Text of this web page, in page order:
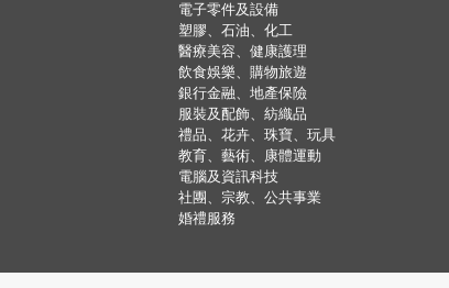
電子零件及設備
塑膠、石油、化工
醫療美容、健康護理
飲食娛樂、購物旅遊
銀行金融、地產保險
服裝及配飾、紡織品
禮品、花卉、珠寶、玩具
教育、藝術、康體運動
電腦及資訊科技
社團、宗教、公共事業
婚禮服務